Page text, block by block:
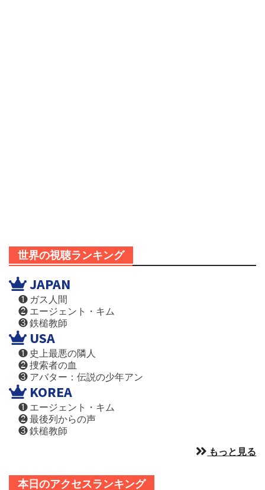
世界の視聴ランキング
JAPAN
❶ ガス人間
❷ エージェント・キム
❸ 鉄槌教師
USA
❶ 史上最悪の隣人
❷ 捜索者の血
❸ アバター：伝説の少年アン
KOREA
❶ エージェント・キム
❷ 最後列からの声
❸ 鉄槌教師
もっと見る
本日のアクセスランキング